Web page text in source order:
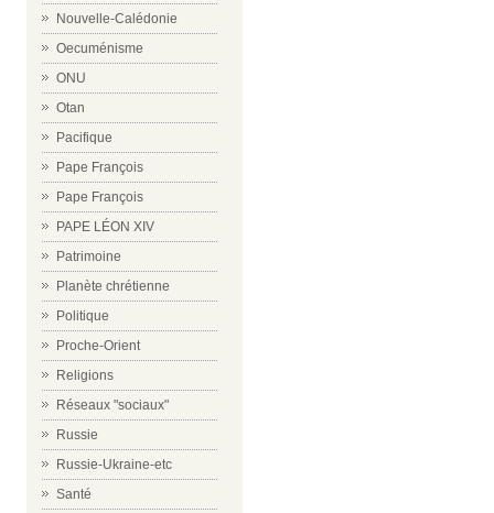
Nouvelle-Calédonie
Oecuménisme
ONU
Otan
Pacifique
Pape François
Pape François
PAPE LÉON XIV
Patrimoine
Planète chrétienne
Politique
Proche-Orient
Religions
Réseaux "sociaux"
Russie
Russie-Ukraine-etc
Santé